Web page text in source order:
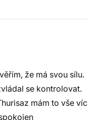
že má svou sílu.
se kontrolovat.
mám to vše víc